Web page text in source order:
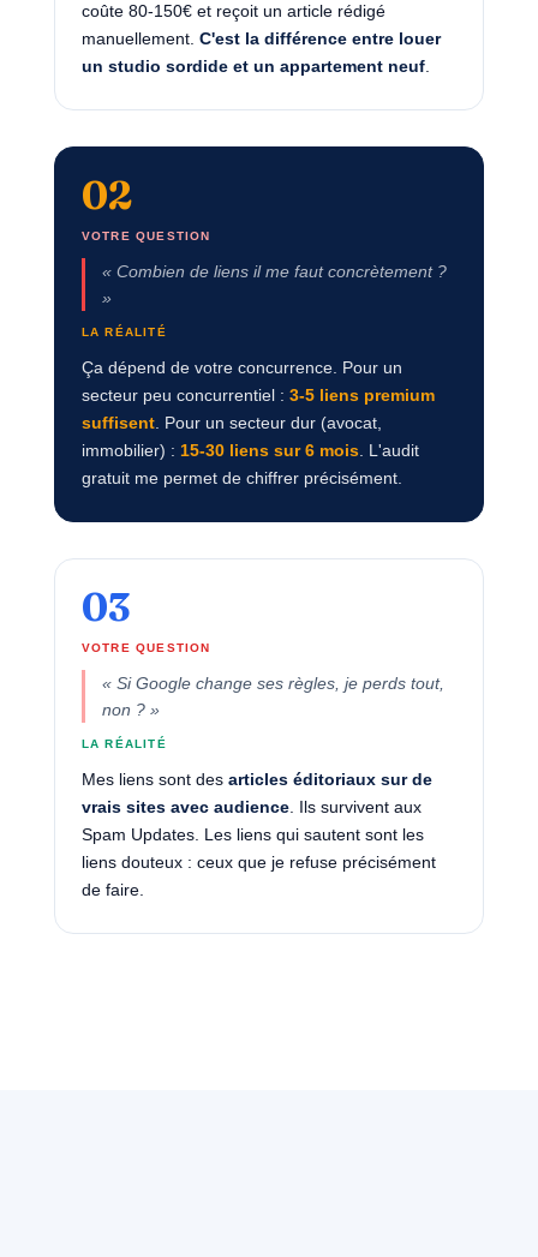
coûte 80-150€ et reçoit un article rédigé
manuellement. C'est la différence entre louer
un studio sordide et un appartement neuf.
02
VOTRE QUESTION
« Combien de liens il me faut concrètement ?
»
LA RÉALITÉ
Ça dépend de votre concurrence. Pour un
secteur peu concurrentiel : 3-5 liens premium
suffisent. Pour un secteur dur (avocat,
immobilier) : 15-30 liens sur 6 mois. L'audit
gratuit me permet de chiffrer précisément.
03
VOTRE QUESTION
« Si Google change ses règles, je perds tout,
non ? »
LA RÉALITÉ
Mes liens sont des articles éditoriaux sur de
vrais sites avec audience. Ils survivent aux
Spam Updates. Les liens qui sautent sont les
liens douteux : ceux que je refuse précisément
de faire.